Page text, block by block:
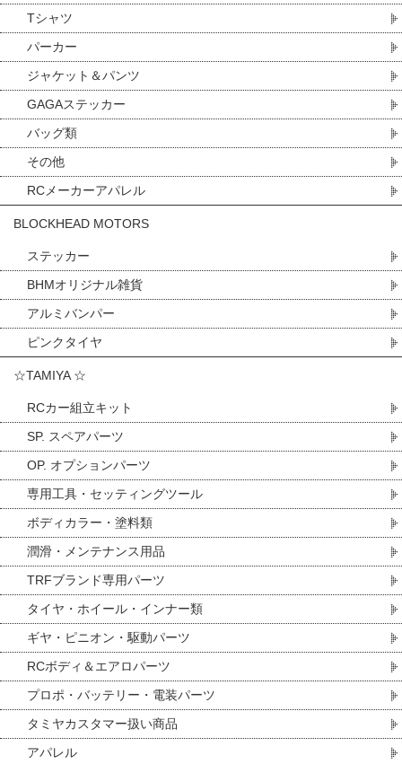
Tシャツ
パーカー
ジャケット＆パンツ
GAGAステッカー
バッグ類
その他
RCメーカーアパレル
BLOCKHEAD MOTORS
ステッカー
BHMオリジナル雑貨
アルミバンパー
ピンクタイヤ
☆TAMIYA ☆
RCカー組立キット
SP. スペアパーツ
OP. オプションパーツ
専用工具・セッティングツール
ボディカラー・塗料類
潤滑・メンテナンス用品
TRFブランド専用パーツ
タイヤ・ホイール・インナー類
ギヤ・ピニオン・駆動パーツ
RCボディ＆エアロパーツ
プロポ・バッテリー・電装パーツ
タミヤカスタマー扱い商品
アパレル